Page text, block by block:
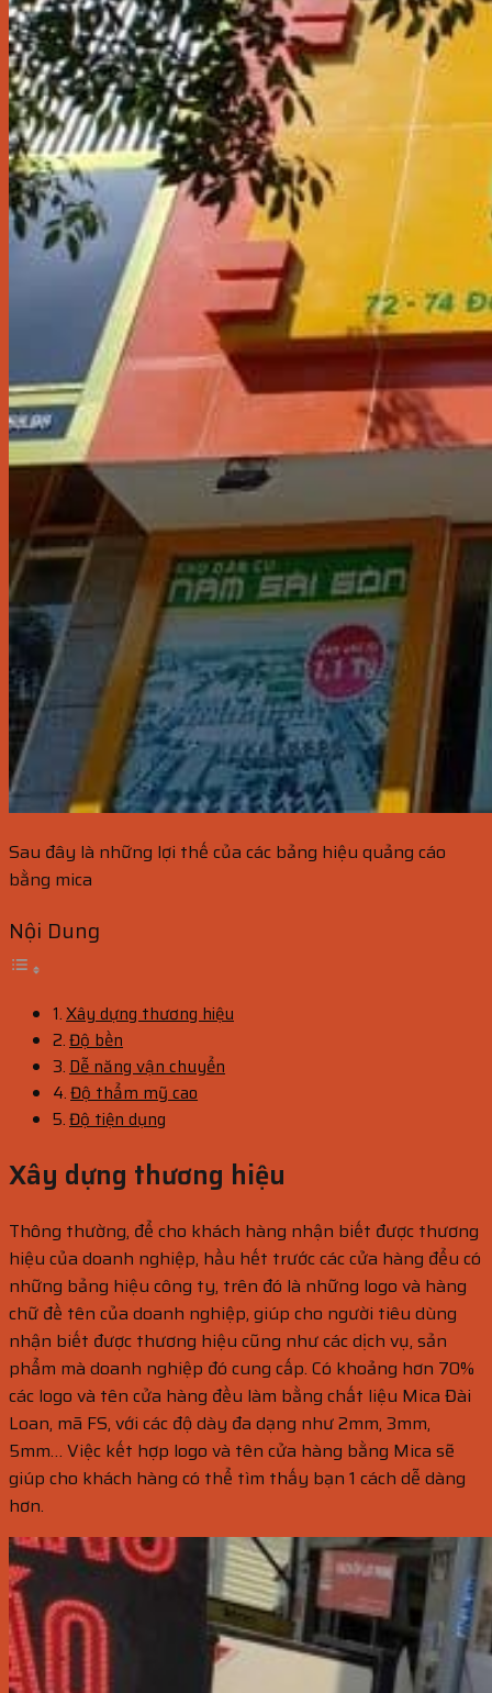
Sau đây là những lợi thế của các bảng hiệu quảng cáo
bằng mica
Nội Dung
Xây dựng thương hiệu
Độ bền
Dễ năng vận chuyển
Độ thẩm mỹ cao
Độ tiện dụng
Xây dựng thương hiệu
Thông thường, để cho khách hàng nhận biết được thương
hiệu của doanh nghiệp, hầu hết trước các cửa hàng đểu có
những bảng hiệu công ty, trên đó là những logo và hàng
chữ đề tên của doanh nghiệp, giúp cho người tiêu dùng
nhận biết được thương hiệu cũng như các dịch vụ, sản
phẩm mà doanh nghiệp đó cung cấp. Có khoảng hơn 70%
các logo và tên cửa hàng đều làm bằng chất liệu Mica Đài
Loan, mã FS, với các độ dày đa dạng như 2mm, 3mm,
5mm… Việc kết hợp logo và tên cửa hàng bằng Mica sẽ
giúp cho khách hàng có thể tìm thấy bạn 1 cách dễ dàng
hơn.